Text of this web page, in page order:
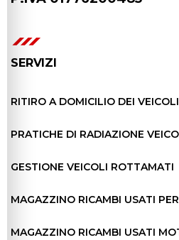
SERVIZI
RITIRO A DOMICILIO DEI
PRATICHE DI RADIAZIONE
GESTIONE VEICOLI ROTTAMATI
MAGAZZINO RICAMBI USATI
MAGAZZINO RICAMBI USATI